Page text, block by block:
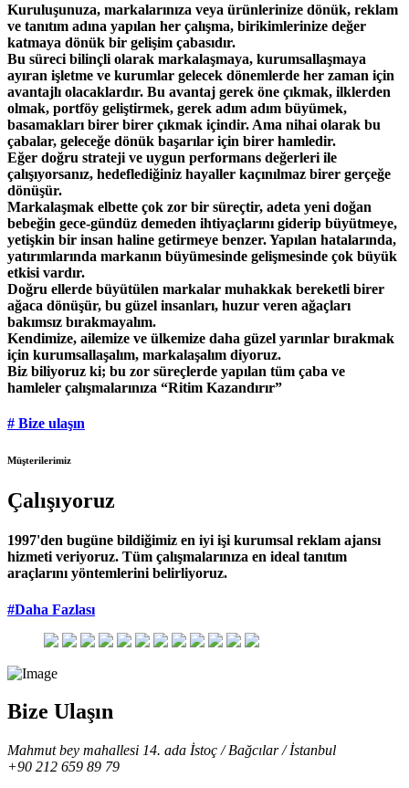
Kuruluşunuza, markalarınıza veya ürünlerinize dönük, reklam
ve tanıtım adına yapılan her çalışma, birikimlerinize değer
katmaya dönük bir gelişim çabasıdır.
Bu süreci bilinçli olarak markalaşmaya, kurumsallaşmaya
ayıran işletme ve kurumlar gelecek dönemlerde her zaman için
avantajlı olacaklardır. Bu avantaj gerek öne çıkmak, ilklerden
olmak, portföy geliştirmek, gerek adım adım büyümek,
basamakları birer birer çıkmak içindir. Ama nihai olarak bu
çabalar, geleceğe dönük başarılar için birer hamledir.
Eğer doğru strateji ve uygun performans değerleri ile
çalışıyorsanız, hedeflediğiniz hayaller kaçınılmaz birer gerçeğe
dönüşür.
Markalaşmak elbette çok zor bir süreçtir, adeta yeni doğan
bebeğin gece-gündüz demeden ihtiyaçlarını giderip büyütmeye,
yetişkin bir insan haline getirmeye benzer. Yapılan hatalarında,
yatırımlarında markanın büyümesinde gelişmesinde çok büyük
etkisi vardır.
Doğru ellerde büyütülen markalar muhakkak bereketli birer
ağaca dönüşür, bu güzel insanları, huzur veren ağaçları
bakımsız bırakmayalım.
Kendimize, ailemize ve ülkemize daha güzel yarınlar bırakmak
için kurumsallaşalım, markalaşalım diyoruz.
Biz biliyoruz ki; bu zor süreçlerde yapılan tüm çaba ve
hamleler çalışmalarınıza “Ritim Kazandırır”
# Bize ulaşın
Müşterilerimiz
Çalışıyoruz
1997'den bugüne bildiğimiz en iyi işi kurumsal reklam ajansı
hizmeti veriyoruz. Tüm çalışmalarınıza en ideal tanıtım
araçlarını yöntemlerini belirliyoruz.
#Daha Fazlası
Bize Ulaşın
Mahmut bey mahallesi 14. ada İstoç / Bağcılar / İstanbul
+90 212 659 89 79